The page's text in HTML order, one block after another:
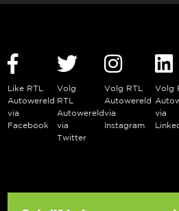
Like RTL
Autowereld
via
Facebook
Volg
RTL
Autowereld
via
Twitter
Volg RTL
Autowereld
via
Instagram
Volg
via